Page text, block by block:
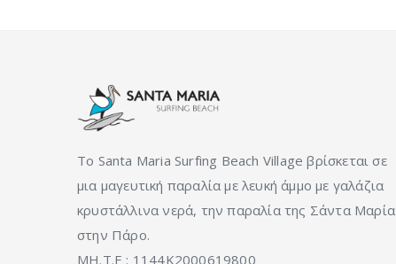
Το Santa Maria Surfing Beach Village βρίσκεται σε
μια μαγευτική παραλία με λευκή άμμο με γαλάζια
κρυστάλλινα νερά, την παραλία της Σάντα Μαρία
στην Πάρο.
ΜΗ.Τ.Ε : 1144K2000619800